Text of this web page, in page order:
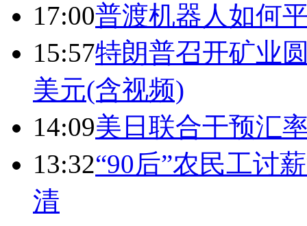
17:00普渡机器人如何
15:57特朗普召开矿业
美元(含视频)
14:09美日联合干预汇
13:32“90后”农民工讨
清